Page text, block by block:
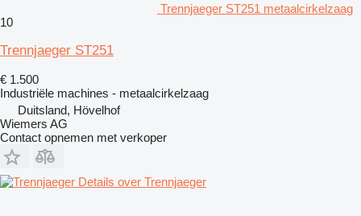
Trennjaeger ST251 metaalcirkelzaag
10
Trennjaeger ST251
€ 1.500
Industriële machines - metaalcirkelzaag
Duitsland, Hövelhof
Wiemers AG
Contact opnemen met verkoper
Details over Trennjaeger